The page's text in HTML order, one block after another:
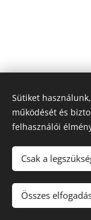
©
Sütiket
működését és
felhasználói
Csak a
Összes